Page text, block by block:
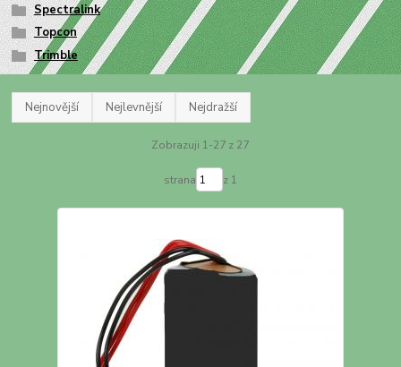
Spectralink
Topcon
Trimble
Nejnovější Nejlevnější Nejdražší
Zobrazuji 1-27 z 27
strana z 1